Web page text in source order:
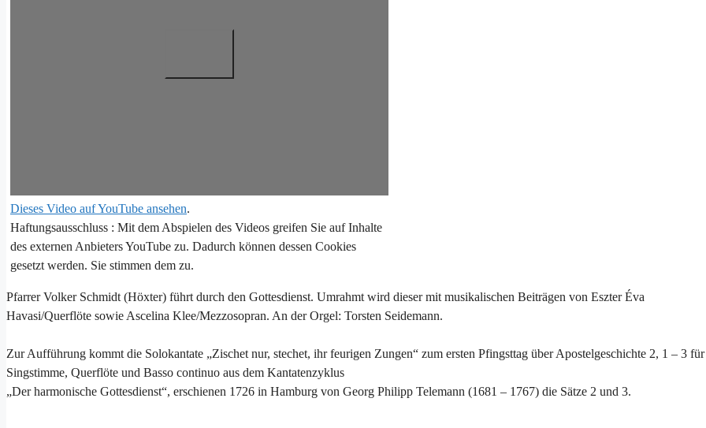
Dieses Video auf YouTube ansehen.
Haftungsausschluss : Mit dem Abspielen des Videos greifen Sie auf Inhalte
des externen Anbieters YouTube zu. Dadurch können dessen Cookies
gesetzt werden. Sie stimmen dem zu.
Pfarrer Volker Schmidt (Höxter) führt durch den Gottesdienst. Umrahmt wird dieser mit musikalischen Beiträgen von Eszter Éva
Havasi/Querflöte sowie Ascelina Klee/Mezzosopran. An der Orgel: Torsten Seidemann.
Zur Aufführung kommt die Solokantate „Zischet nur, stechet, ihr feurigen Zungen“ zum ersten Pfingsttag über Apostelgeschichte 2, 1 – 3 für
Singstimme, Querflöte und Basso continuo aus dem Kantatenzyklus
„Der harmonische Gottesdienst“, erschienen 1726 in Hamburg von Georg Philipp Telemann (1681 – 1767) die Sätze 2 und 3.